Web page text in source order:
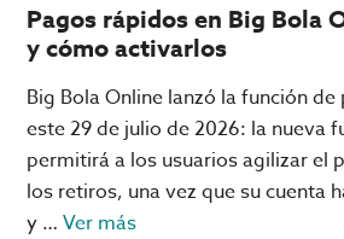
Pagos rápidos en Big Bola
y cómo activarlos
Big Bola Online lanzó la función
este 29 de julio de 2026: la nueva
permitirá a los usuarios agilizar el
los retiros, una vez que su cuenta
y …Ver másacerca